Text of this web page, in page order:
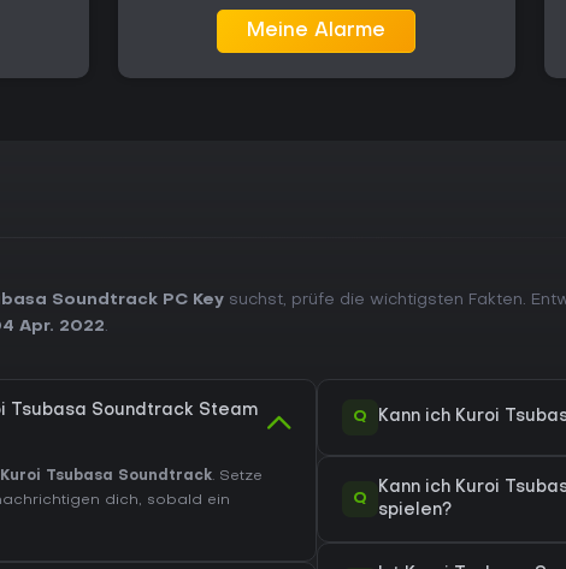
Meine Alarme
Soundtrack PC Key suchst, prüfe die wichtigsten Fakten.
Apr. 2022.
Tsubasa Soundtrack Steam
Kuroi Tsubasa Soundtrack. Setze
dich, sobald ein
Q Kann ich Kuroi
Q
Kann ich Kuroi
spielen?